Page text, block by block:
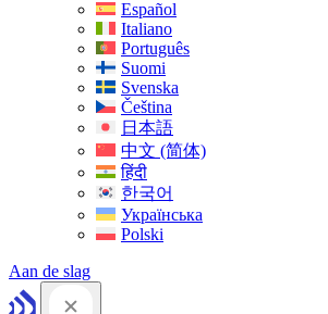
Español
Italiano
Português
Suomi
Svenska
Čeština
日本語
中文 (简体)
हिंदी
한국어
Українська
Polski
Aan de slag